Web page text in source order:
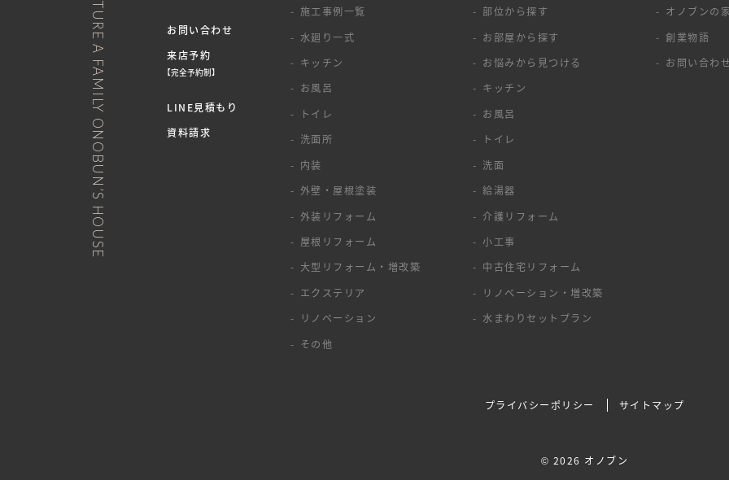
NURTURE A FAMILY ONOBUN’S HOUSE
お問い合わせ
来店予約
【完全予約制】
LINE見積もり
資料請求
施工事例一覧
水廻り一式
キッチン
お風呂
トイレ
洗面所
内装
外壁・屋根塗装
外装リフォーム
屋根リフォーム
大型リフォーム・増改築
エクステリア
リノベーション
その他
部位から探す
お部屋から探す
お悩みから見つける
キッチン
お風呂
トイレ
洗面
給湯器
介護リフォーム
小工事
中古住宅リフォーム
リノベーション・増改築
水まわりセットプラン
オノブンの
創業物語
お問い合わ
プライバシーポリシー サイトマップ
© 2026 オノブン